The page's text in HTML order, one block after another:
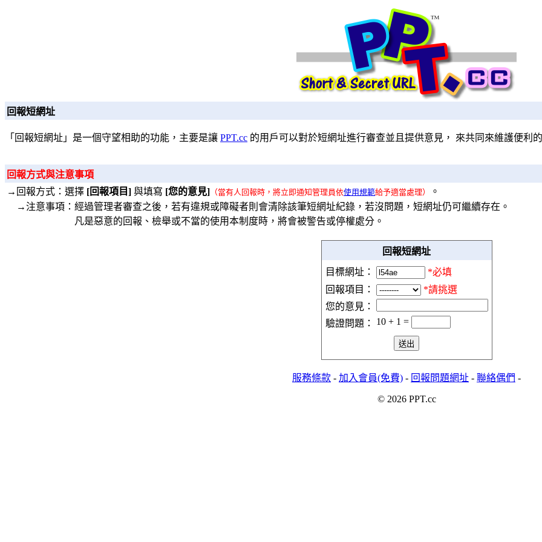
回報短網址
「回報短網址」是一個守望相助的功能，主要是讓 PPT.cc 的用戶可以對於短網址進行審查並且提供意見， 來共同來維護便利
回報方式與注意事項
→回報方式：選擇 [回報項目] 與填寫 [您的意見] （當有人回報時，將立即通知管理員依使用規範給予適當處理）
。
→注意事項：經過管理者審查之後，若有違規或障礙者則會清除該筆短網址紀錄，若沒問題，短網址仍可繼續存在。
凡是惡意的回報、檢舉或不當的使用本制度時，將會被警告或停權處分。
回報短網址
目標網址：
*必填
回報項目：
*請挑選
您的意見：
驗證問題：
10 + 1 =
服務條款 - 加入會員(免費) - 回報問題網址 - 聯絡偶們 -
© 2026 PPT.cc